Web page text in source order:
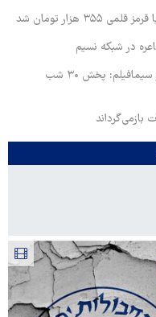
در شبکه نسیم
پایان سریال‌های هرشبی تلویزیون؟ / مدیر سیمافیلم: پخش ۳۰ شب
بازمی‌گرداند